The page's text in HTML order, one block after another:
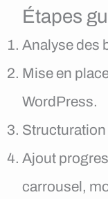
Étapes
Analyse des
Mise en
WordPress.
Structuration
Ajout
carrousel,